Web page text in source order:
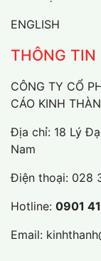
ENGLISH
THÔNG TIN
CÔNG TY CỔ
CÁO KINH
Địa chỉ: 18 Lý
Nam
Điện thoại: 028
Hotline: 0901
Email: